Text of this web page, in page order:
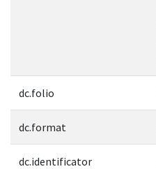
dc.folio
dc.format
dc.identificator